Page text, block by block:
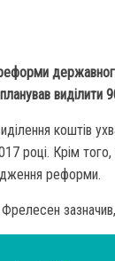
виділити
коштів
році. Крім
реформи.
Фрелесен